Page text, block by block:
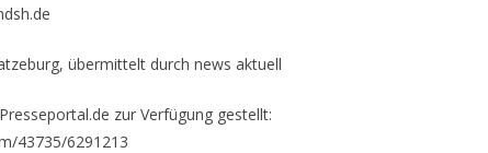
übermittelt durch news aktuell
zur Verfügung gestellt:
43735/6291213